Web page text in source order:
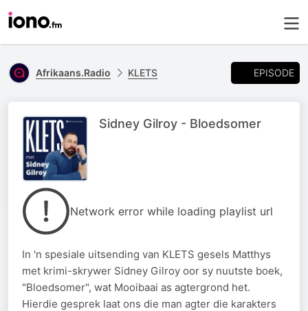
Afrikaans.Radio KLETS EPISODE
Sidney Gilroy - Bloedsomer
Network error while loading playlist url
In 'n spesiale uitsending van KLETS gesels Matthys
met krimi-skrywer Sidney Gilroy oor sy nuutste boek,
"Bloedsomer", wat Mooibaai as agtergrond het.
Hierdie gesprek laat ons die man agter die karakters